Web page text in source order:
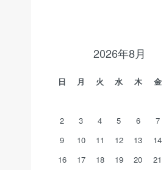
2026年8月
日 月 火 水 木 金
2
3 4 5 6 7
9
10 11 12 13 14
16
17 18 19 20 21